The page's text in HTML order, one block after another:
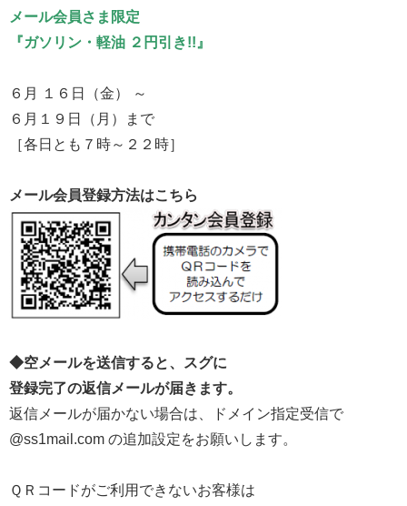
メール会員さま限定
『ガソリン・軽油 ２円引き!!』
６月 １６日（金） ～
６月１９日（月）まで
［各日とも７時～２２時］
メール会員登録方法はこちら
◆空メールを送信すると、スグに
登録完了の返信メールが届きます。
返信メールが届かない場合は、ドメイン指定受信で
@ss1mail.com の追加設定をお願いします。
ＱＲコードがご利用できないお客様は